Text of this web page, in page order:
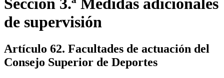
Sección 3.ª Medidas adicionales
de supervisión
Artículo 62. Facultades de actuación del
Consejo Superior de Deportes